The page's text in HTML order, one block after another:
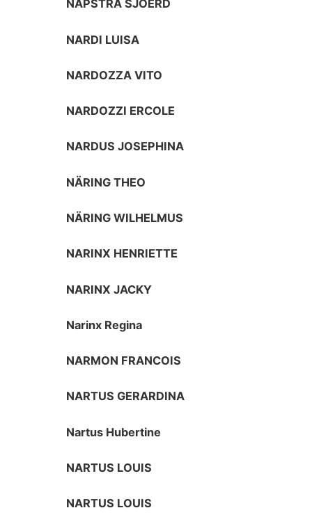
NAPSTRA SJOERD
NARDI LUISA
NARDOZZA VITO
NARDOZZI ERCOLE
NARDUS JOSEPHINA
NÄRING THEO
NÄRING WILHELMUS
NARINX HENRIETTE
NARINX JACKY
Narinx Regina
NARMON FRANCOIS
NARTUS GERARDINA
Nartus Hubertine
NARTUS LOUIS
NARTUS LOUIS